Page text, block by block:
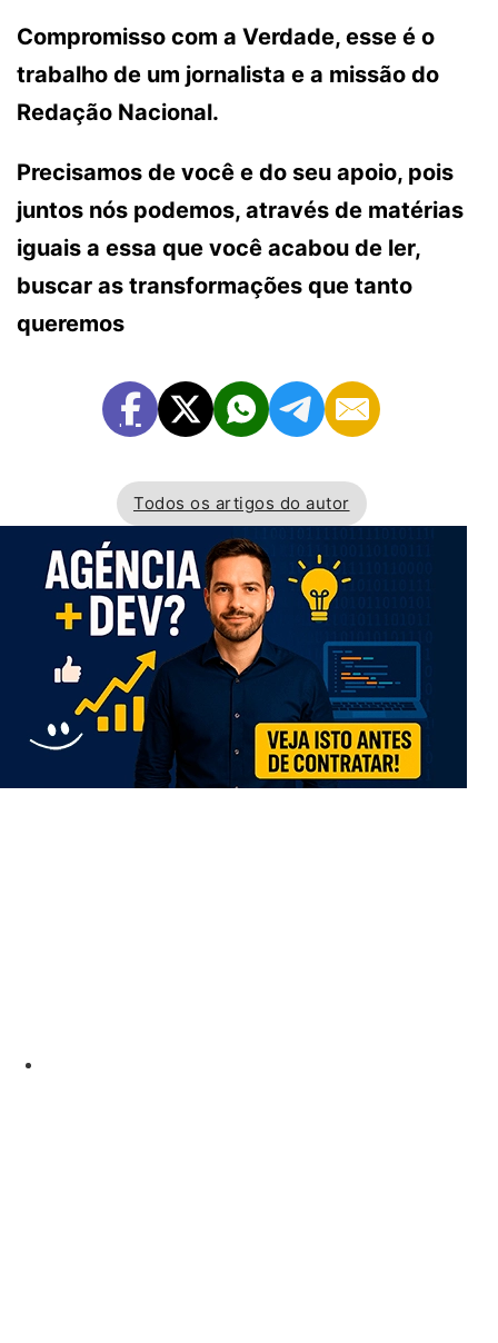
Compromisso com a Verdade, esse é o
trabalho de um jornalista e a missão do
Redação Nacional.
Precisamos de você e do seu apoio, pois
juntos nós podemos, através de matérias
iguais a essa que você acabou de ler,
buscar as transformações que tanto
queremos
Todos os artigos do autor